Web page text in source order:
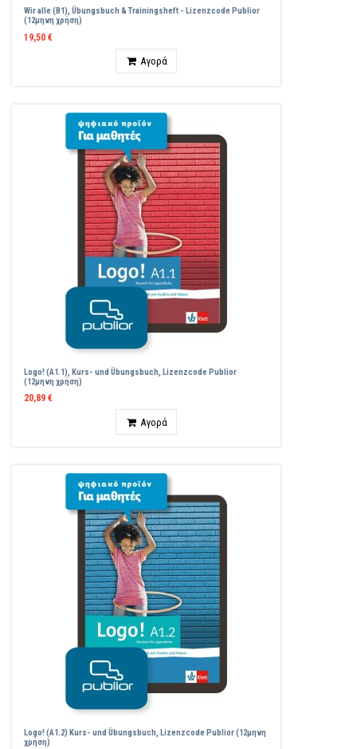
Wir alle (B1), Übungsbuch & Trainingsheft - Lizenzcode Publior
(12μηνη χρήση)
19,50 €
Αγορά
Logo! (A1.1), Kurs- und Übungsbuch, Lizenzcode Publior
(12μηνη χρήση)
20,89 €
Αγορά
Logo! (A1.2) Kurs- und Übungsbuch, Lizenzcode Publior (12μηνη
χρήση)